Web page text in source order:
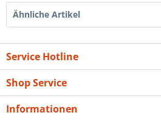
Ähnliche Artikel
Service Hotline
Shop Service
Informationen